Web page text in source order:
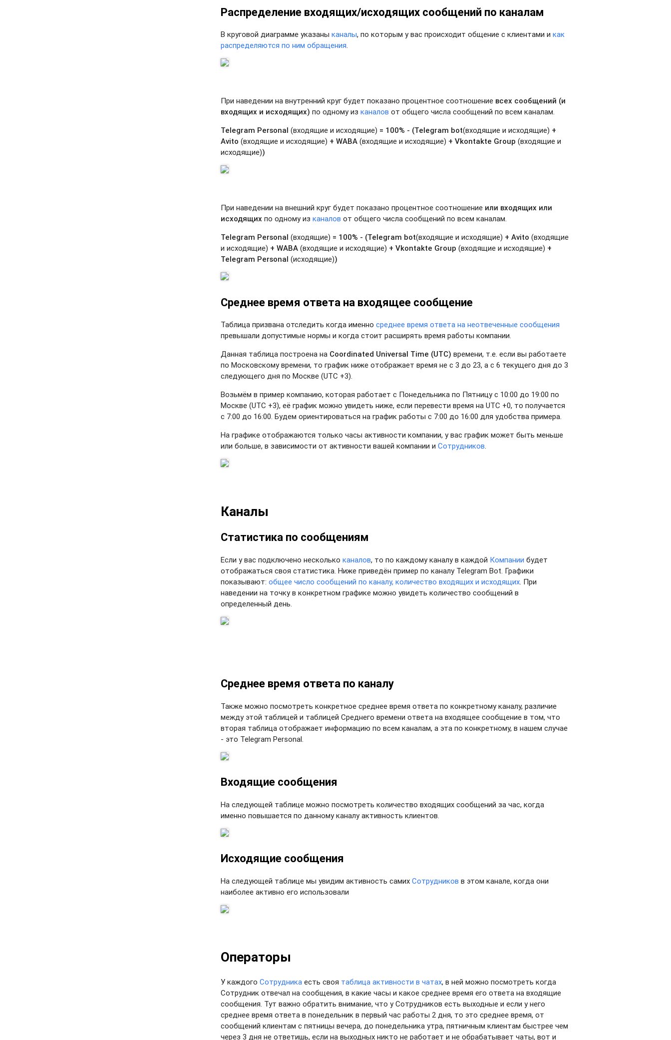
Распределение входящих/исходящих сообщений по каналам
В круговой диаграмме указаныканалы, по которым у вас происходит общение с клиентами икак
распределяются по ним обращения.
При наведении на внутренний круг будет показано процентное соотношение всех сообщений (и
входящих и исходящих) по одному изканалов от общего числа сообщений по всем каналам.
Telegram Personal (входящие и исходящие) = 100% - (Telegram bot(входящие и исходящие) +
Avito(входящие и исходящие) + WABA (входящие и исходящие) + Vkontakte Group (входящие и
исходящие))
При наведении на внешний круг будет показано процентное соотношение или входящих или
исходящих по одному изканалов от общего числа сообщений по всем каналам.
Telegram Personal (входящие) = 100% - (Telegram bot(входящие и исходящие) + Avito(входящие
и исходящие) + WABA (входящие и исходящие) + Vkontakte Group (входящие и исходящие) +
Telegram Personal (исходящие))
Среднее время ответа на входящее сообщение
Таблица призвана отследить когда именносреднее время ответа на неотвеченные сообщения
превышали допустимые нормы и когда стоит расширять время работы компании.
Данная таблица построена на Coordinated Universal Time (UTC)времени, т.е. если вы работаете
по Московскому времени, то график ниже отображает время не с 3 до 23, а с 6 текущего дня до 3
следующего дня по Москве (UTC +3).
Возьмём в пример компанию, которая работает с Понедельника по Пятницу с 10:00 до 19:00 по
Москве (UTC +3), её график можно увидеть ниже, если перевести время на UTC +0, то получается
с 7:00 до 16:00. Будем ориентироваться на график работы с 7:00 до 16:00 для удобства примера.
На графике отображаются только часы активности компании, у вас график может быть меньше
или больше, в зависимости от активности вашей компании иСотрудников.
Каналы
Статистика по сообщениям
Если у вас подключено несколькоканалов, то по каждому каналу в каждой Компании будет
отображаться своя статистика. Ниже приведён пример по каналу Telegram Bot. Графики
показывают:общее число сообщений по каналу, количество входящих и исходящих . При
наведении на точку в конкретном графике можно увидеть количество сообщений в
определенный день.
Среднее время ответа по каналу
Также можно посмотреть конкретное среднее время ответа по конкретному каналу, различие
между этой таблицей и таблицей Среднего времени ответа на входящее сообщение в том, что
вторая таблица отображает информацию по всем каналам, а эта по конкретному, в нашем случае
- это Telegram Personal.
Входящие сообщения
На следующей таблице можно посмотреть количество входящих сообщений за час, когда
именно повышается по данному каналу активность клиентов.
Исходящие сообщения
На следующей таблице мы увидим активность самихСотрудников в этом канале, когда они
наиболее активно его использовали
Операторы
У каждогоСотрудника есть своя таблица активности в чатах, в ней можно посмотреть когда
Сотрудник отвечал на сообщения, в какие часы и какое среднее время его ответа на входящие
сообщения. Тут важно обратить внимание, что у Сотрудников есть выходные и если у него
среднее время ответа в понедельник в первый час работы 2 дня, то это среднее время, от
сообщений клиентам с пятницы вечера, до понедельника утра, пятничным клиентам быстрее чем
через 3 дня не ответишь, если на выходных никто не работает и не обрабатывает чаты, вот и